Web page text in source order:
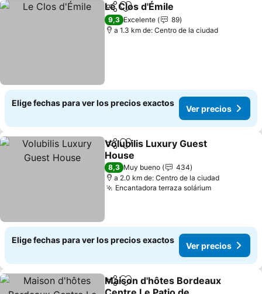
CompartirAgregar a favoritos
Le Clos d'Émile
9,3 Excelente
89
a 1.3 km de: Centro de la ciudad
Elige fechas para ver los precios exactos
Ver precios
CompartirAgregar a favoritos
Volubilis Luxury Guest
House
8,3 Muy bueno
434
a 2.0 km de: Centro de la ciudad
Encantadora terraza solárium
Elige fechas para ver los precios exactos
Ver precios
CompartirAgregar a favoritos
Maison d'hôtes Bordeaux